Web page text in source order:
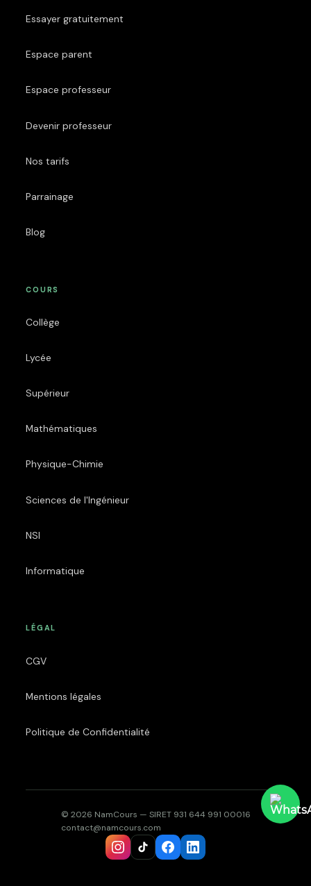
Essayer gratuitement
Espace parent
Espace professeur
Devenir professeur
Nos tarifs
Parrainage
Blog
COURS
Collège
Lycée
Supérieur
Mathématiques
Physique-Chimie
Sciences de l'Ingénieur
NSI
Informatique
LÉGAL
CGV
Mentions légales
Politique de Confidentialité
© 2026 NamCours — SIRET 931 644 991 00016
contact@namcours.com